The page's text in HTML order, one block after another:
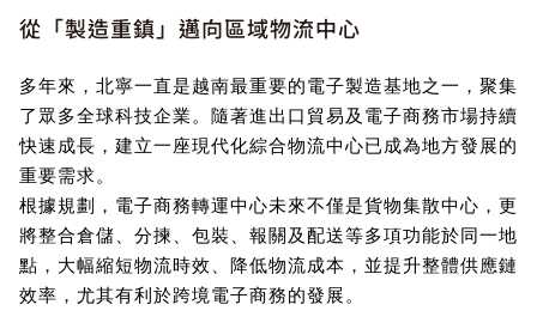
從「製造重鎮」邁向區域物流中心
多年來，北寧一直是越南最重要的電子製造基地之一，聚集
了眾多全球科技企業。隨著進出口貿易及電子商務市場持續
快速成長，建立一座現代化綜合物流中心已成為地方發展的
重要需求。
根據規劃，電子商務轉運中心未來不僅是貨物集散中心，更
將整合倉儲、分揀、包裝、報關及配送等多項功能於同一地
點，大幅縮短物流時效、降低物流成本，並提升整體供應鏈
效率，尤其有利於跨境電子商務的發展。